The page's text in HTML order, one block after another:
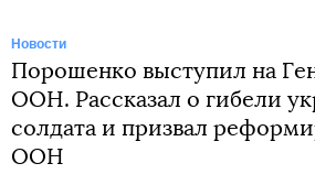
Новости
Порошенко выступил на
ООН. Рассказал о гибели
солдата и призвал
ООН